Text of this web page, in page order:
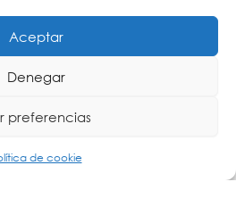
Aceptar
Denegar
preferencias
de cookie
esta tecnología de vanguardia
el máximo rendimiento
pueden interesarte: